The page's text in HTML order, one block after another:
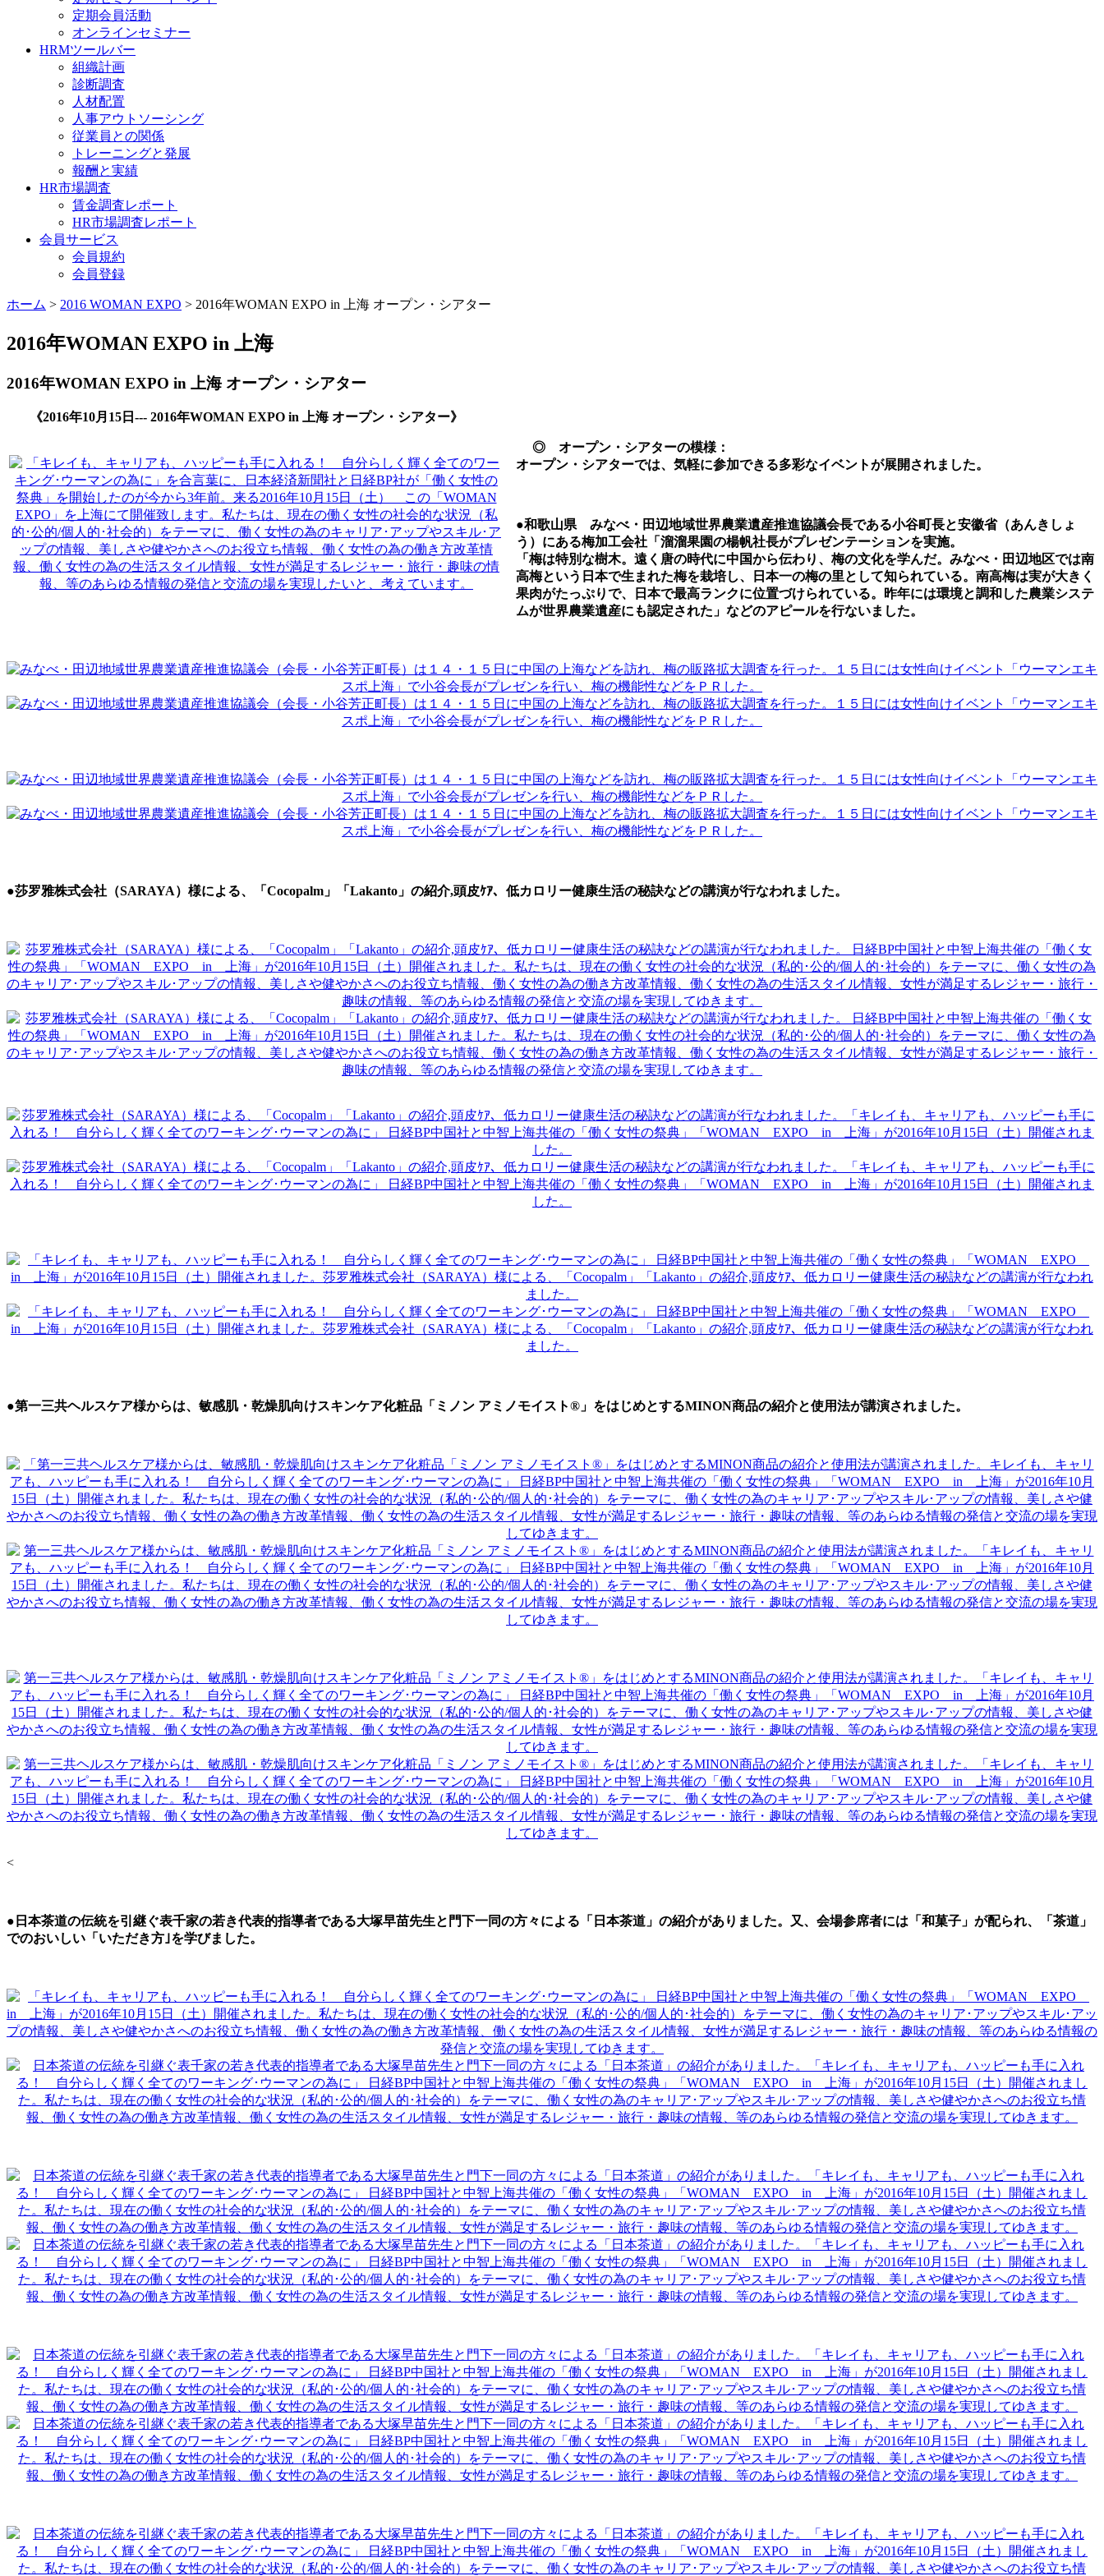
定期会員活動
オンラインセミナー
HRMツールバー
組織計画
診断調査
人材配置
人事アウトソーシング
従業員との関係
トレーニングと発展
報酬と実績
HR市場調査
賃金調査レポート
HR市場調査レポート
会員サービス
会員規約
会員登録
ホーム > 2016 WOMAN EXPO > 2016年WOMAN EXPO in 上海 オープン・シアター
2016年WOMAN EXPO in 上海
2016年WOMAN EXPO in 上海 オープン・シアター
《2016年10月15日--- 2016年WOMAN EXPO in 上海 オープン・シアター》
◎ オープン・シアターの模様：
オープン・シアターでは、気軽に参加できる多彩なイベントが展開されました。
●和歌山県 みなべ・田辺地域世界農業遺産推進協議会長である小谷町長と安徽省（あんきしょ
う）にある梅加工会社「溜溜果園の楊帆社長がプレゼンテーションを実施。
「梅は特別な樹木。遠く唐の時代に中国から伝わり、梅の文化を学んだ。みなべ・田辺地区では南
高梅という日本で生まれた梅を栽培し、日本一の梅の里として知られている。南高梅は実が大きく
果肉がたっぷりで、日本で最高ランクに位置づけられている。昨年には環境と調和した農業システ
ムが世界農業遺産にも認定された」などのアピールを行ないました。
●莎罗雅株式会社（SARAYA）様による、「Cocopalm」「Lakanto」の紹介,頭皮ｹｱ、低カロリー健康生活の秘訣などの講演が行なわれました。
●第一三共ヘルスケア様からは、敏感肌・乾燥肌向けスキンケア化粧品「ミノン アミノモイスト®」をはじめとするMINON商品の紹介と使用法が講演されました。
<
●日本茶道の伝統を引継ぐ表千家の若き代表的指導者である大塚早苗先生と門下一同の方々による「日本茶道」の紹介がありました。又、会場参席者には「和菓子」が配られ、「茶道」
でのおいしい「いただき方｣を学びました。